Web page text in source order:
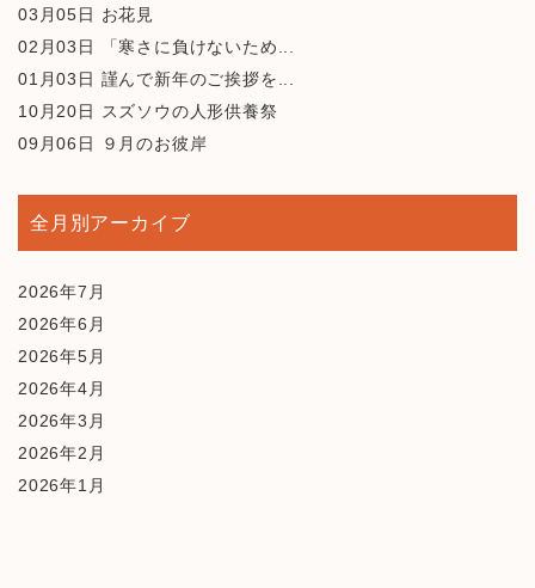
03月05日 お花見
02月03日
「寒さに負けないため...
01月03日 謹んで新年のご挨拶を...
10月20日 スズソウの人形供養祭
09月06日
９月のお彼岸
全月別アーカイブ
2026年7月
2026年6月
2026年5月
2026年4月
2026年3月
2026年2月
2026年1月